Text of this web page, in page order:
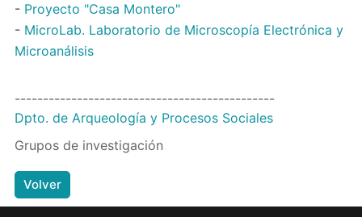
- Proyecto "Casa Montero"
- MicroLab. Laboratorio de Microscopía Electrónica y
Microanálisis
----------------------------------------------
Dpto. de Arqueología y Procesos Sociales
Grupos de investigación
Volver